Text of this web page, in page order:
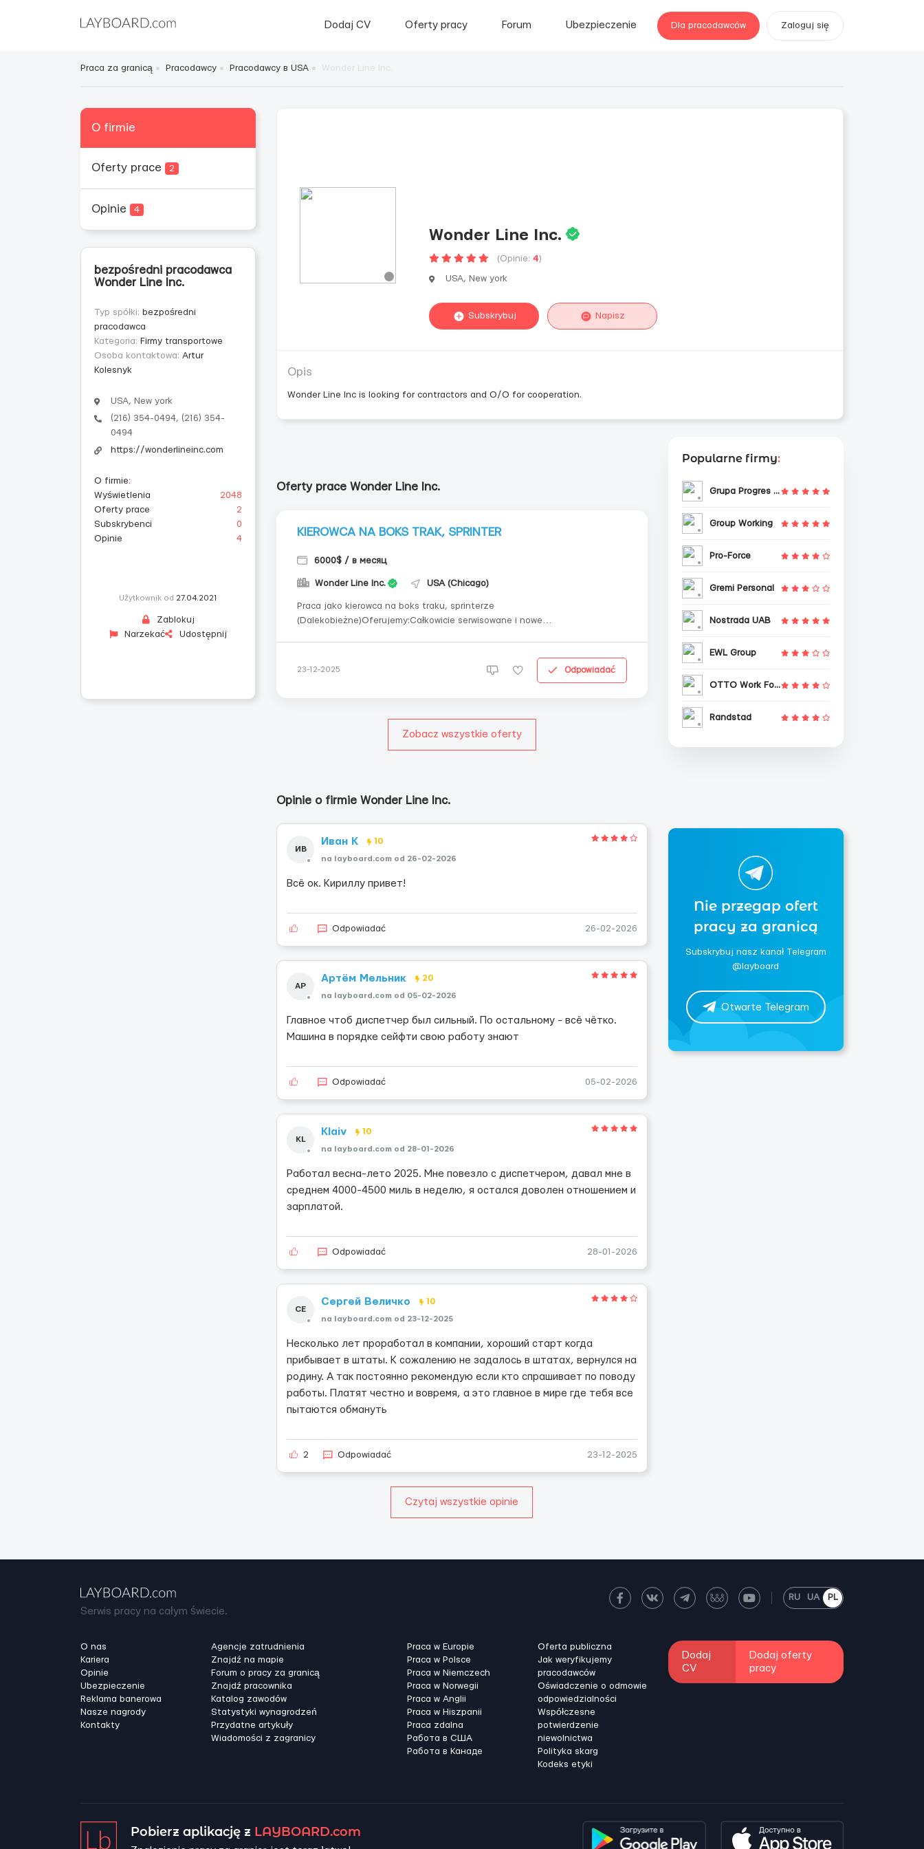
Dodaj CV Oferty pracy Forum Ubezpieczenie Dla pracodawców Zaloguj się
Praca za granicą Pracodawcy Pracodawcy в USA
O firmie
Oferty prace 2
Opinie 4
bezpośredni pracodawca
Wonder Line Inc.
Typ spółki: bezpośredni
pracodawca
Kategoria: Firmy transportowe
Osoba kontaktowa: Artur
Kolesnyk
USA, New york
(216) 354-0494, (216) 354-
0494
https://wonderlineinc.com
O firmie:
Wyświetlenia
2048
Oferty prace
2
Subskrybenci
0
Opinie
4
Użytkownik od 27.04.2021
Zablokuj
Narzekać
Udostępnij
Wonder Line Inc.
(Opinie: 4)
USA, New york
Subskrybuj Napisz
Opis
Wonder Line Inc is looking for contractors and O/O for cooperation.
Oferty prace Wonder Line Inc.
KIEROWCA NA BOKS TRAK, SPRINTER
6000$ / в месяц
Wonder Line Inc. USA (Chicago)
Praca jako kierowca na boks traku, sprinterze
(Dalekobieżne)Oferujemy:Całkowicie serwisowane i nowe
drogi;Stabilnie długie dystanse;Płatność za mile;Przegląd opłat za mile w
23-12-2025 Odpowiadać
Zobacz wszystkie oferty
Opinie o firmie Wonder Line Inc.
ИВ
Иван К 10
na layboard.com od 26-02-2026
Всё ок. Кириллу привет!
Odpowiadać 26-02-2026
АР
Артём Мельник 20
na layboard.com od 05-02-2026
Главное чтоб диспетчер был сильный. По остальному - всё чётко.
Машина в порядке сейфти свою работу знают
Odpowiadać 05-02-2026
KL
Klaiv 10
na layboard.com od 28-01-2026
Работал весна-лето 2025. Мне повезло с диспетчером, давал мне в
среднем 4000-4500 миль в неделю, я остался доволен отношением и
зарплатой.
Odpowiadać 28-01-2026
СЕ
Сергей Величко 10
na layboard.com od 23-12-2025
Несколько лет проработал в компании, хороший старт когда
прибывает в штаты. К сожалению не задалось в штатах, вернулся на
родину. А так постоянно рекомендую если кто спрашивает по поводу
работы. Платят честно и вовремя, а это главное в мире где тебя все
пытаются обмануть
2 Odpowiadać 23-12-2025
Czytaj wszystkie opinie
Popularne firmy:
Grupa Progres Sp. z o.o.
Group Working
Pro-Force
Gremi Personal
Nostrada UAB
EWL Group
OTTO Work Force
Randstad
Nie przegap ofert
pracy za granicą
Subskrybuj nasz kanał Telegram
@layboard
Otwarte Telegram
Serwis pracy na całym świecie.
RU UA PL
O nas
Kariera
Opinie
Ubezpieczenie
Reklama banerowa
Nasze nagrody
Kontakty
Agencje zatrudnienia
Znajdź na mapie
Forum o pracy za granicą
Znajdź pracownika
Katalog zawodów
Statystyki wynagrodzeń
Przydatne artykuły
Wiadomości z zagranicy
Praca w Europie
Praca w Polsce
Praca w Niemczech
Praca w Norwegii
Praca w Anglii
Praca w Hiszpanii
Praca zdalna
Работа в США
Работа в Канадe
Oferta publiczna
Jak weryfikujemy
pracodawców
Oświadczenie o odmowie
odpowiedzialności
Współczesne
potwierdzenie
niewolnictwa
Polityka skarg
Kodeks etyki
Dodaj
CV
Dodaj oferty
pracy
Pobierz aplikację z LAYBOARD.com